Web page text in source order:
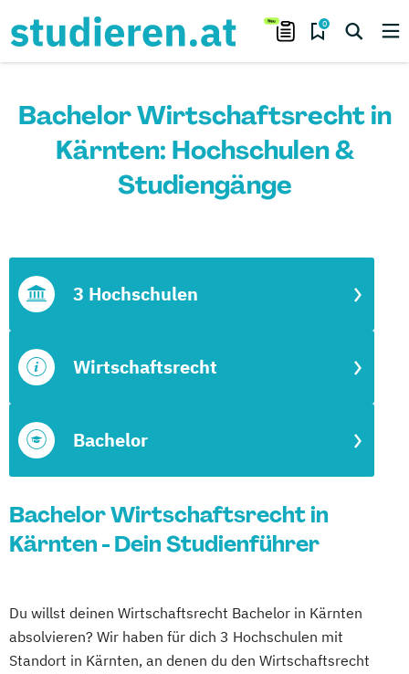
0
Bachelor Wirtschaftsrecht in
Kärnten: Hochschulen &
Studiengänge
Bachelor
Wirtschaftsrecht
3 Hochschulen
Bachelor Wirtschaftsrecht in
Kärnten - Dein Studienführer
Du willst deinen Wirtschaftsrecht Bachelor in Kärnten
absolvieren? Wir haben für dich 3 Hochschulen mit
Standort in Kärnten, an denen du den Wirtschaftsrecht